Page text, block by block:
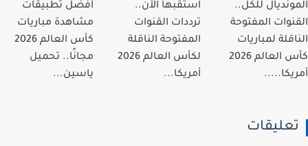
للكل..
المفتوحة
لمباريات
كأس العالم 2026
استقبها الآن..
ترددات القنوات
المفتوحة الناقلة
لكأس العالم 2026
أمريكا...
أفضل تطبيقات
مشاهدة مباريات
كأس العالم 2026
مجانًا.. تحميل
ياسين...